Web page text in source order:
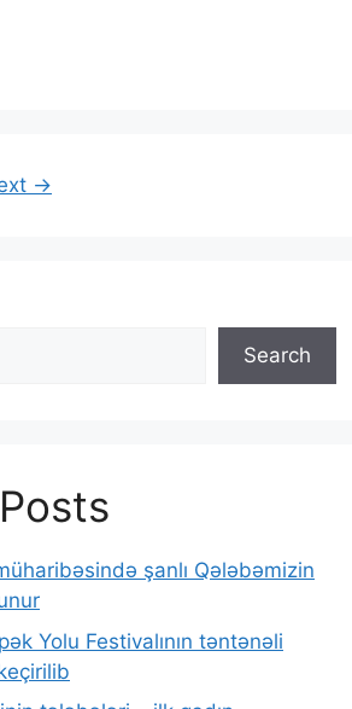
→
Search
şanlı Qələbəmizin
Yolu Festivalının təntənəli